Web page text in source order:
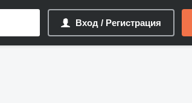
Вход / Регистрация